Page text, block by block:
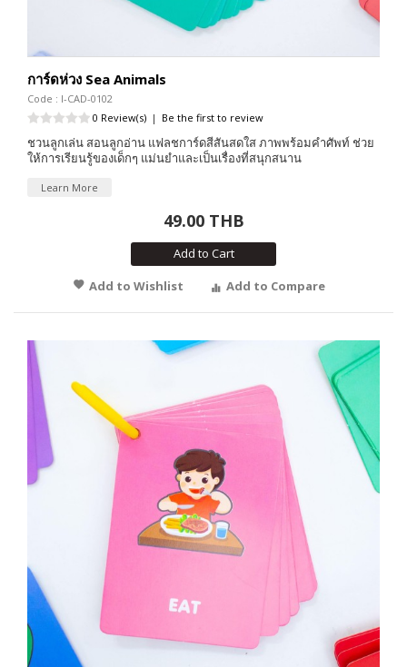
การ์ดห่วง Sea Animals
Code : I-CAD-0102
0 Review(s) | Be the first to review
ชวนลูกเล่น สอนลูกอ่าน แฟลชการ์ดสีสันสดใส ภาพพร้อมคำศัพท์ ช่วย
ให้การเรียนรู้ของเด็กๆ แม่นยำและเป็นเรื่องที่สนุกสนาน
Learn More
49.00 THB
Add to Cart
Add to Wishlist
Add to Compare